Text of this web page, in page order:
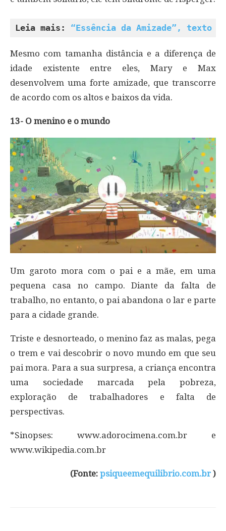
Leia mais: “Essência da Amizade”, texto
Mesmo com tamanha distância e a diferença de
idade existente entre eles, Mary e Max
desenvolvem uma forte amizade, que transcorre
de acordo com os altos e baixos da vida.
13- O menino e o mundo
Um garoto mora com o pai e a mãe, em uma
pequena casa no campo. Diante da falta de
trabalho, no entanto, o pai abandona o lar e parte
para a cidade grande.
Triste e desnorteado, o menino faz as malas, pega
o trem e vai descobrir o novo mundo em que seu
pai mora. Para a sua surpresa, a criança encontra
uma sociedade marcada pela pobreza,
exploração de trabalhadores e falta de
perspectivas.
*Sinopses: www.adorocimena.com.br e
www.wikipedia.com.br
(Fonte: psiqueemequilibrio.com.br )